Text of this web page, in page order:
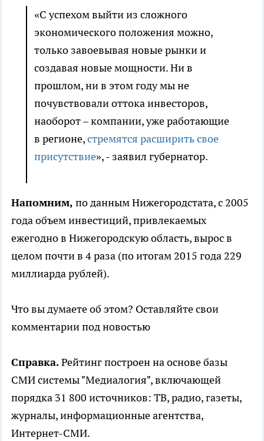
«С успехом выйти из сложного
экономического положения можно,
только завоевывая новые рынки и
создавая новые мощности. Ни в
прошлом, ни в этом году мы не
почувствовали оттока инвесторов,
наоборот – компании, уже работающие
в регионе,стремятся расширить свое
присутствие», - заявил губернатор.
Напомним, по данным Нижегородстата, с 2005
года объем инвестиций, привлекаемых
ежегодно в Нижегородскую область, вырос в
целом почти в 4 раза (по итогам 2015 года 229
миллиарда рублей).
Что вы думаете об этом? Оставляйте свои
комментарии под новостью
Справка.Рейтинг построен на основе базы
СМИ системы "Медиалогия", включающей
порядка 31 800 источников: ТВ, радио, газеты,
журналы, информационные агентства,
Интернет-СМИ.